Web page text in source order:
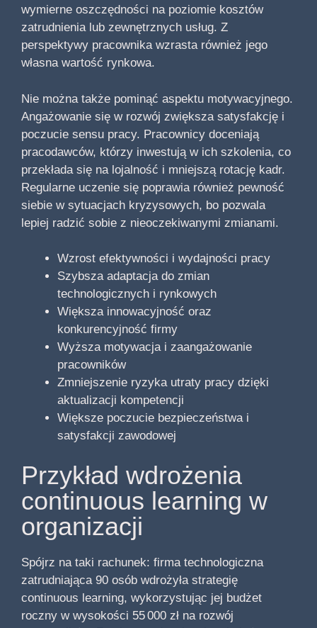
wymierne oszczędności na poziomie kosztów
zatrudnienia lub zewnętrznych usług. Z
perspektywy pracownika wzrasta również jego
własna wartość rynkowa.
Nie można także pominąć aspektu motywacyjnego.
Angażowanie się w rozwój zwiększa satysfakcję i
poczucie sensu pracy. Pracownicy doceniają
pracodawców, którzy inwestują w ich szkolenia, co
przekłada się na lojalność i mniejszą rotację kadr.
Regularne uczenie się poprawia również pewność
siebie w sytuacjach kryzysowych, bo pozwala
lepiej radzić sobie z nieoczekiwanymi zmianami.
Wzrost efektywności i wydajności pracy
Szybsza adaptacja do zmian
technologicznych i rynkowych
Większa innowacyjność oraz
konkurencyjność firmy
Wyższa motywacja i zaangażowanie
pracowników
Zmniejszenie ryzyka utraty pracy dzięki
aktualizacji kompetencji
Większe poczucie bezpieczeństwa i
satysfakcji zawodowej
Przykład wdrożenia
continuous learning w
organizacji
Spójrz na taki rachunek: firma technologiczna
zatrudniająca 90 osób wdrożyła strategię
continuous learning, wykorzystując jej budżet
roczny w wysokości 55 000 zł na rozwój